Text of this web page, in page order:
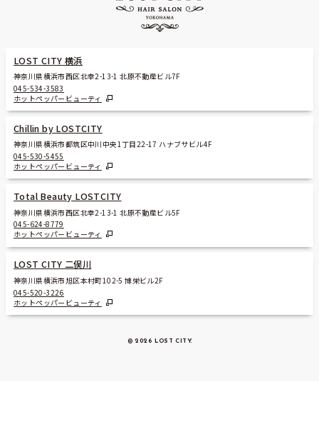
LOST CITY 横浜
神奈川県横浜市西区北幸2-13-1 北原不動産ビル7F
045-534-3583
ホットペッパービューティ
Chillin by LOSTCITY
神奈川県横浜市都筑区中川中央1丁目22-17 ハナブサビル4F
045-530-5455
ホットペッパービューティ
Total Beauty LOSTCITY
神奈川県横浜市西区北幸2-13-1 北原不動産ビル5F
045-624-8779
ホットペッパービューティ
LOST CITY 二俣川
神奈川県横浜市旭区本村町102-5 博栄ビル2F
045-520-3226
ホットペッパービューティ
© 2026 LOST CITY.